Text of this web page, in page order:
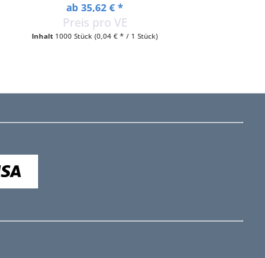
ab 35,62 € *
Preis pro VE
Inhalt 1000 Stück(0,04 € * / 1 Stück)